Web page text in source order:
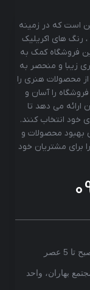
است که در زمینه
، رنگ های اکریلیک
فروشگاه کمک به
زیبا و منحصر به
محصولات هنری را
را آسان و
می دهد تا
خود انتخاب کنند.
بهبود محصولات و
برای مشتریان خود
بهاران، واحد